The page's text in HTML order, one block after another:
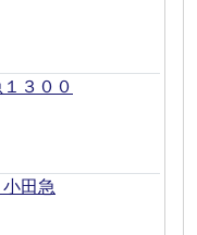
３００
田急